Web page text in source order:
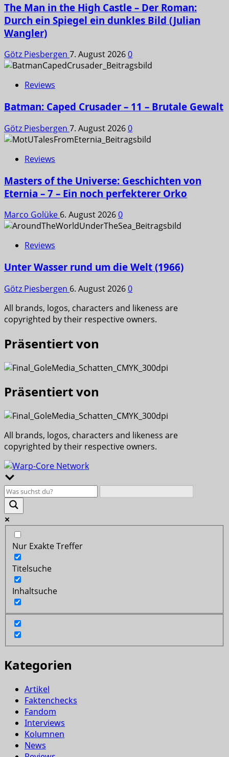
The Man in the High Castle – Der Roman:
Durch ein Spiegel ein dunkles Bild (Julian
Wangler)
Götz Piesbergen 7. August 20260
Reviews
Batman: Caped Crusader – 11 – Brutale Gewalt
Götz Piesbergen 7. August 20260
Reviews
Masters of the Universe: Geschichten von
Eternia – 7 – Ein noch perfekterer Orko
Marco Golüke 6. August 20260
Reviews
Unter Wasser rund um die Welt (1966)
Götz Piesbergen 6. August 20260
All brands, logos, characters and likeness are
copyrighted by their respective owners.
Präsentiert von
Präsentiert von
All brands, logos, characters and likeness are
copyrighted by their respective owners.
Nur Exakte Treffer
Titelsuche
Inhaltsuche
Kategorien
Artikel
Faktenchecks
Fandom
Interviews
Kolumnen
News